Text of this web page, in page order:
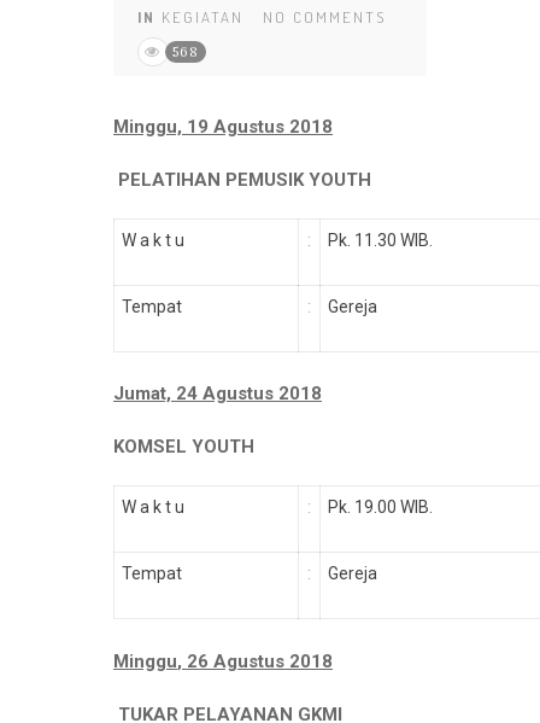
IN KEGIATAN NO COMMENTS
568
Minggu, 19 Agustus 2018
PELATIHAN PEMUSIK YOUTH
W a k t u : Pk. 11.30 WIB.
Tempat : Gereja
Jumat, 24 Agustus 2018
KOMSEL YOUTH
W a k t u : Pk. 19.00 WIB.
Tempat : Gereja
Minggu, 26 Agustus 2018
TUKAR PELAYANAN GKMI